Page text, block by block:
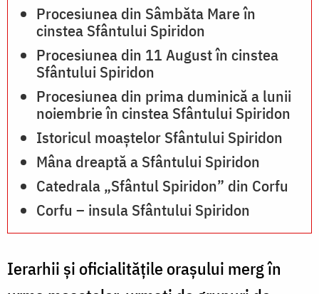
Procesiunea din Sâmbăta Mare în
cinstea Sfântului Spiridon
Procesiunea din 11 August în cinstea
Sfântului Spiridon
Procesiunea din prima duminică a lunii
noiembrie în cinstea Sfântului Spiridon
Istoricul moaștelor Sfântului Spiridon
Mâna dreaptă a Sfântului Spiridon
Catedrala „Sfântul Spiridon” din Corfu
Corfu – insula Sfântului Spiridon
Ierarhii şi oficialităţile oraşului merg în